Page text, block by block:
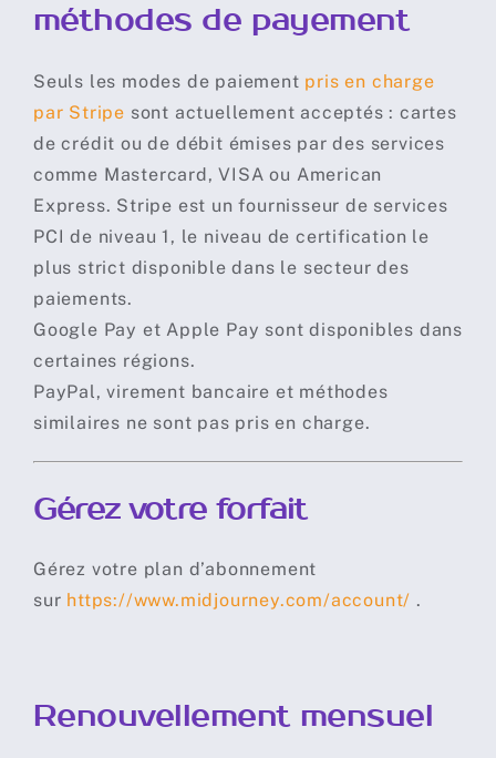
méthodes de payement
Seuls les modes de paiement pris en charge
par Stripe sont actuellement acceptés : cartes
de crédit ou de débit émises par des services
comme Mastercard, VISA ou American
Express. Stripe est un fournisseur de services
PCI de niveau 1, le niveau de certification le
plus strict disponible dans le secteur des
paiements.
Google Pay et Apple Pay sont disponibles dans
certaines régions.
PayPal, virement bancaire et méthodes
similaires ne sont pas pris en charge.
Gérez votre forfait
Gérez votre plan d’abonnement
sur https://www.midjourney.com/account/ .
Renouvellement mensuel